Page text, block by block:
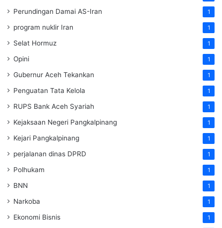
Perundingan Damai AS-Iran 1
program nuklir Iran 1
Selat Hormuz 1
Opini 1
Gubernur Aceh Tekankan 1
Penguatan Tata Kelola 1
RUPS Bank Aceh Syariah 1
Kejaksaan Negeri Pangkalpinang 1
Kejari Pangkalpinang 1
perjalanan dinas DPRD 1
Polhukam 1
BNN 1
Narkoba 1
Ekonomi Bisnis 1